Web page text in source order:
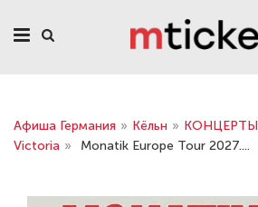
Афиша Германия » Кёльн » КОНЦЕРТЫ
Victoria » Monatik Europe Tour 2027....